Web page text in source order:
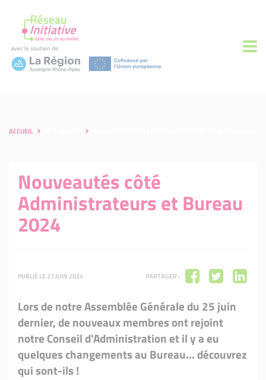
ACCUEIL
Nouveautés côté
Administrateurs et Bureau
2024
PUBLIÉ LE 27 JUIN 2024 PARTAGER :
Lors de notre Assemblée Générale du 25 juin
dernier, de nouveaux membres ont rejoint
notre Conseil d'Administration et il y a eu
quelques changements au Bureau... découvrez
qui sont-ils !